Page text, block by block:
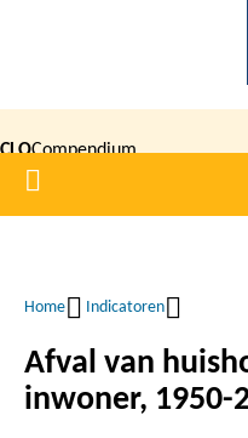
inhoud
gaan
CLOCompendium
voor de
Home
Kruimelpad
Home Indicatoren
Afval van
inwoner, 1950-